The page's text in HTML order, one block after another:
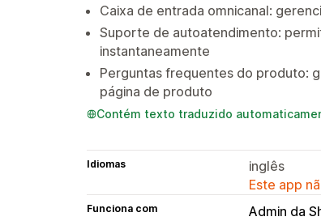
Caixa de entrada omnicanal:
Suporte de autoatendimento:
instantaneamente
Perguntas frequentes do produto:
página de produto
Contém texto traduzido
Idiomas
inglês
Este app
Funciona com Admin da